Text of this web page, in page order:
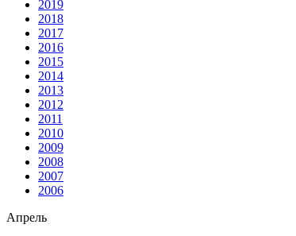
2019
2018
2017
2016
2015
2014
2013
2012
2011
2010
2009
2008
2007
2006
Апрель